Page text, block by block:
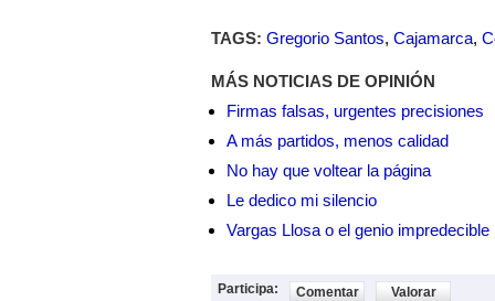
TAGS: Gregorio Santos, Cajamarca,
MÁS NOTICIAS DE OPINIÓN
Firmas falsas, urgentes precisiones
A más partidos, menos calidad
No hay que voltear la página
Le dedico mi silencio
Vargas Llosa o el genio impredecible
Participa: Comentar Valorar